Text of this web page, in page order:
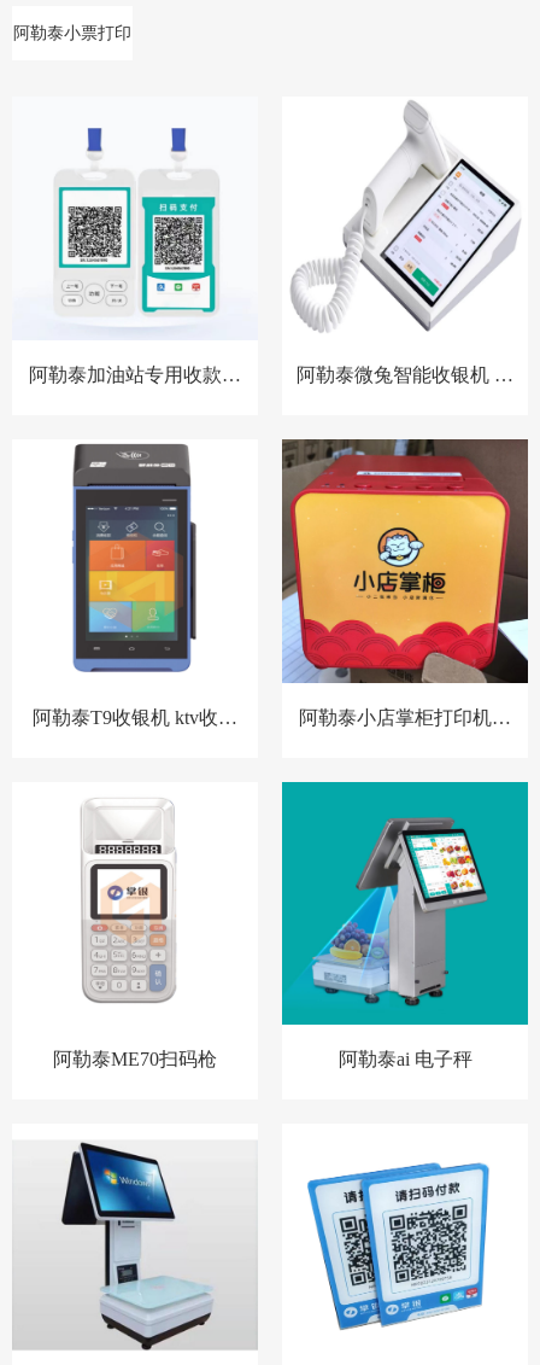
系统
阿勒泰小票打印
阿勒泰加油站专用收款音
阿勒泰微兔智能收银机 零
阿勒泰T9收银机 ktv收银
阿勒泰小店掌柜打印机，
阿勒泰ME70扫码枪 阿勒泰ai 电子秤